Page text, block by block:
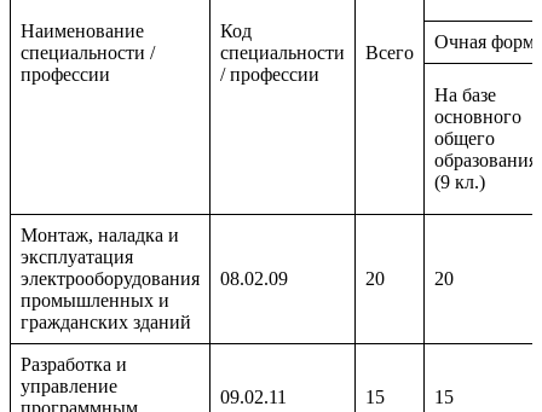
Наименование
специальности /
профессии
Код
специальности
/ профессии
Всего
Очная
На базе
основного
общего
образования
(9 кл.)
Монтаж, наладка и
эксплуатация
электрооборудования
промышленных и
гражданских зданий
08.02.09 20 20
Разработка и
управление
программным
09.02.11 15 15